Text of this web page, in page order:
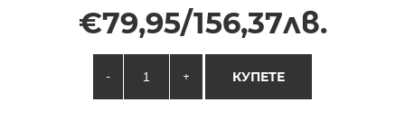
€79,95/156,37лв.
- + КУПЕТЕ